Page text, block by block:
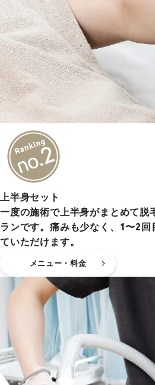
上半身セット
一度の施術で上半身がまとめて脱
ランです。痛みも少なく、1〜2回
ていただけます。
メニュー・料金